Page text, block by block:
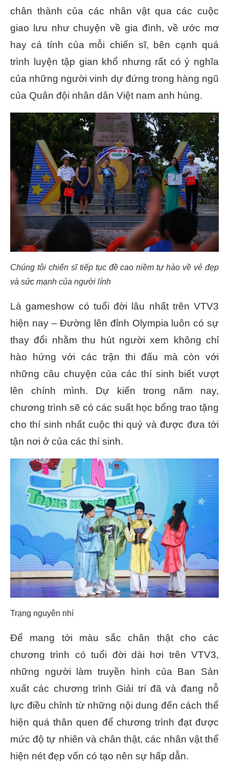
chân thành của các nhân vật qua các cuộc
giao lưu như chuyện về gia đình, về ước mơ
hay cá tính của mỗi chiến sĩ, bên cạnh quá
trình luyện tập gian khổ nhưng rất có ý nghĩa
của những người vinh dự đứng trong hàng ngũ
của Quân đội nhân dân Việt nam anh hùng.
Chúng tôi chiến sĩ tiếp tục đề cao niềm tự hào về vẻ đẹp
và sức mạnh của người lính
Là gameshow có tuổi đời lâu nhất trên VTV3
hiện nay – Đường lên đỉnh Olympia luôn có sự
thay đổi nhằm thu hút người xem không chỉ
hào hứng với các trận thi đấu mà còn với
những câu chuyện của các thí sinh biết vượt
lên chính mình. Dự kiến trong năm nay,
chương trình sẽ có các suất học bổng trao tặng
cho thí sinh nhất cuộc thi quý và được đưa tới
tận nơi ở của các thí sinh.
Trạng nguyên nhí
Để mang tới màu sắc chân thật cho các
chương trình có tuổi đời dài hơi trên VTV3,
những người làm truyền hình của Ban Sản
xuất các chương trình Giải trí đã và đang nỗ
lực điều chỉnh từ những nội dung đến cách thể
hiện quá thân quen để chương trình đạt được
mức độ tự nhiên và chân thật, các nhân vật thể
hiện nét đẹp vốn có tạo nên sự hấp dẫn.